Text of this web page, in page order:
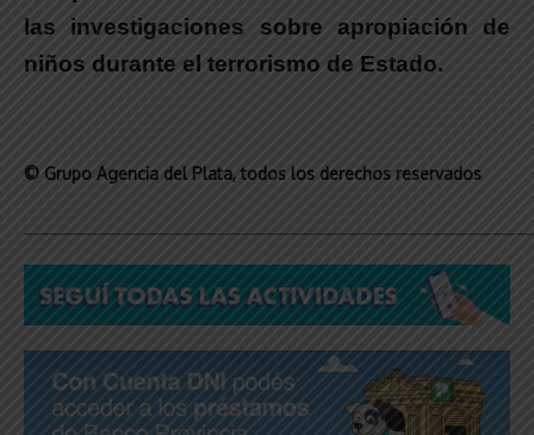
las investigaciones sobre apropiación de
niños durante el terrorismo de Estado.
© Grupo Agencia del Plata, todos los derechos reservados